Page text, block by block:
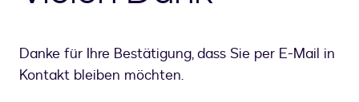
Danke für Ihre Bestätigung, dass Sie per E-Mail in
Kontakt bleiben möchten.